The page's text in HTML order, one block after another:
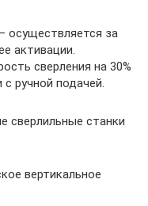
осуществляется за
активации.
сверления на 30%
ручной подачей.
сверлильные станки
вертикальное